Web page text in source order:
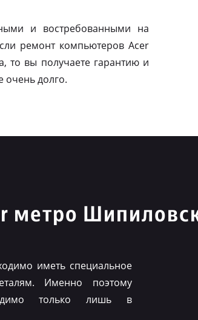
и востребованными на
ремонт компьютеров Acer
то вы получаете гарантию и
очень долго.
метро
иметь специальное
Именно поэтому
только лишь в